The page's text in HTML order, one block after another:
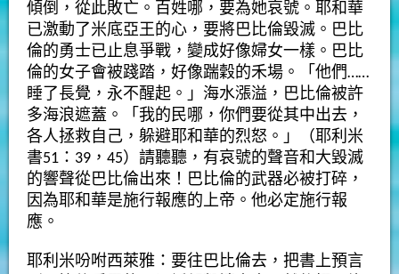
傾倒，從此敗亡。百姓哪，要為她哀號。耶和華
已激動了米底亞王的心，要將巴比倫毀滅。巴比
倫的勇士已止息爭戰，變成好像婦女一樣。巴比
倫的女子會被踐踏，好像踹穀的禾場。「他們……
睡了長覺，永不醒起。」海水漲溢，巴比倫被許
多海浪遮蓋。「我的民哪，你們要從其中出去，
各人拯救自己，躲避耶和華的烈怒。」（耶利米
書51：39，45）請聽聽，有哀號的聲音和大毀滅
的響聲從巴比倫出來！巴比倫的武器必被打碎，
因為耶和華是施行報應的上帝。他必定施行報
應。
耶利米吩咐西萊雅：要往巴比倫去，把書上預言